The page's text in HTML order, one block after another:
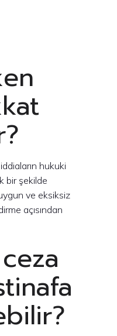
hukuki
bir şekilde
ve eksiksiz
açısından